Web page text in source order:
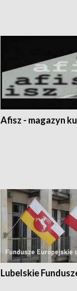
Afisz - magazyn
Lubelskie